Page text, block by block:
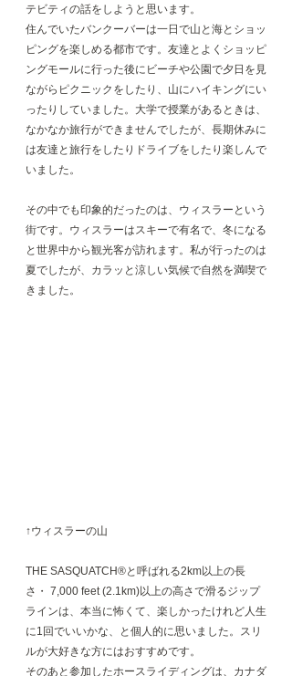
テビティの話をしようと思います。
住んでいたバンクーバーは一日で山と海とショッ
ピングを楽しめる都市です。友達とよくショッピ
ングモールに行った後にビーチや公園で夕日を見
ながらピクニックをしたり、山にハイキングにい
ったりしていました。大学で授業があるときは、
なかなか旅行ができませんでしたが、長期休みに
は友達と旅行をしたりドライブをしたり楽しんで
いました。
その中でも印象的だったのは、ウィスラーという
街です。ウィスラーはスキーで有名で、冬になる
と世界中から観光客が訪れます。私が行ったのは
夏でしたが、カラッと涼しい気候で自然を満喫で
きました。
↑ウィスラーの山
THE SASQUATCH®と呼ばれる2km以上の長
さ・ 7,000 feet (2.1km)以上の高さで滑るジップ
ラインは、本当に怖くて、楽しかったけれど人生
に1回でいいかな、と個人的に思いました。スリ
ルが大好きな方にはおすすめです。
そのあと参加したホースライディングは、カナダ